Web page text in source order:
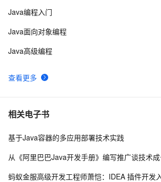
java.lang.RuntimeException: Inv
10NetBeans、Eclipse 和 IDEA，哪个才是最优
查看更多
Java编程入门
Java面向对象编程
Java高级编程
相关电子书
基于Java容器的多应用部署技术实践
从《阿里巴巴Java开发手册》编写推广谈技术
蚂蚁金服高级开发工程师萧恺：IDEA 插件开发